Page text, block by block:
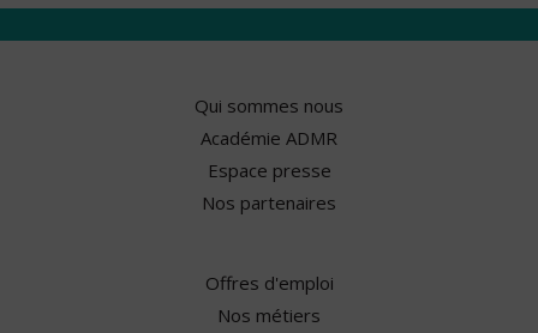
Qui sommes nous
Académie ADMR
Espace presse
Nos partenaires
Offres d'emploi
Nos métiers